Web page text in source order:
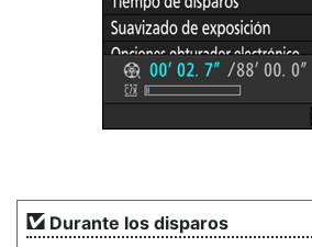
Durante los disparos